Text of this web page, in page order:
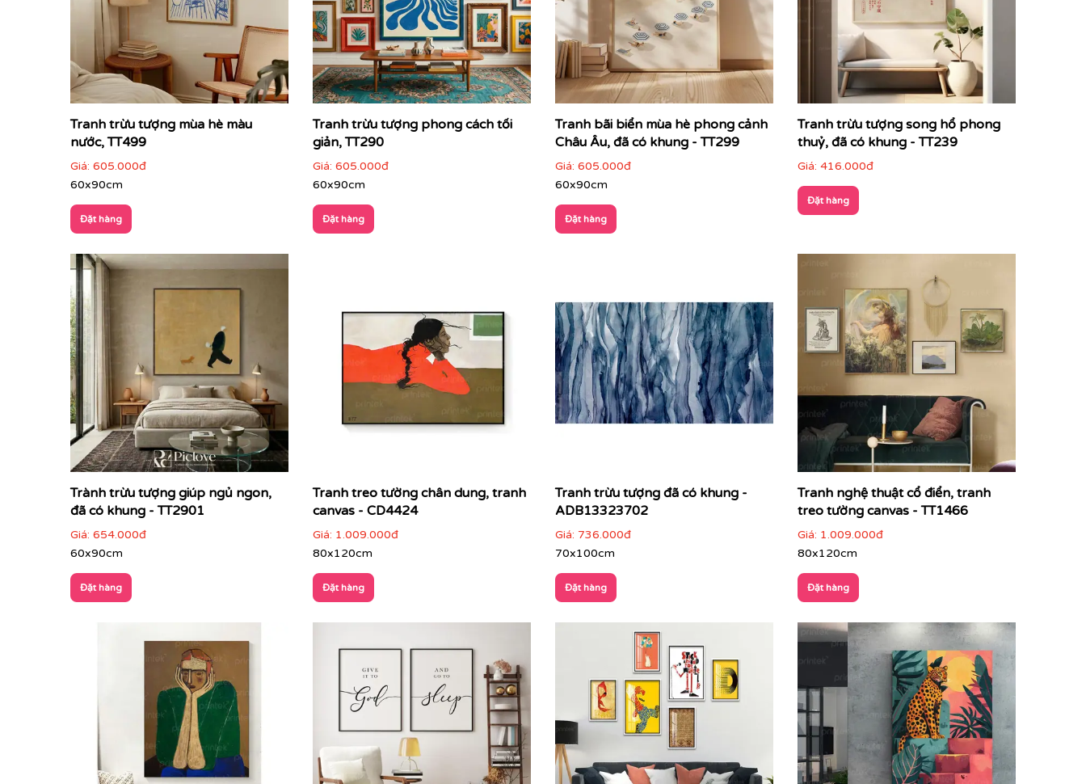
Tranh trừu tượngkhông mô tả thế giới theo hình khối cụ thể, mà truyền tải cảm xúc, nhịp điệu và chiều sâu thông qua màu sắc, đường nét và bố cục. Đây là
dòng tranh được ưa chuộng trong các không gian hiện đại, cao cấp – nơi nghệ thuật trở thànhtuyên ngôn thẩm mỹ và cá tính của gia chủ hay thương hiệu.
Điểm đặc trưng của tranh trừu tượng
Tự do trong hình thức: không bị giới hạn bởi quy tắc mô tả
Tranh trừu tượng mùa hè màu
nước, TT499
Giá: 605.000đ
60x90cm
Đặt hàng
Tranh trừu tượng phong cách tối
giản, TT290
Giá: 605.000đ
60x90cm
Đặt hàng
Tranh bãi biển mùa hè phong cảnh
Châu Âu, đã có khung - TT299
Giá: 605.000đ
60x90cm
Đặt hàng
Tranh trừu tượng song hổ phong
thuỷ, đã có khung - TT239
Giá: 416.000đ
Đặt hàng
Trành trừu tượng giúp ngủ ngon,
đã có khung - TT2901
Giá: 654.000đ
60x90cm
Đặt hàng
Tranh treo tường chân dung, tranh
canvas - CD4424
Giá: 1.009.000đ
80x120cm
Đặt hàng
Tranh trừu tượng đã có khung -
ADB13323702
Giá: 736.000đ
70x100cm
Đặt hàng
Tranh nghệ thuật cổ điển, tranh
treo tường canvas - TT1466
Giá: 1.009.000đ
80x120cm
Đặt hàng